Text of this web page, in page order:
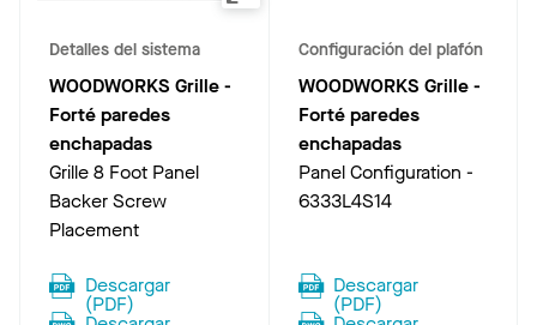
Detalles del sistema
WOODWORKS Grille -
Forté paredes
enchapadas
Grille 8 Foot Panel
Backer Screw
Placement
Descargar
(PDF)
Configuración del plafón
WOODWORKS Grille -
Forté paredes
enchapadas
Panel Configuration -
6333L4S14
Descargar
(PDF)